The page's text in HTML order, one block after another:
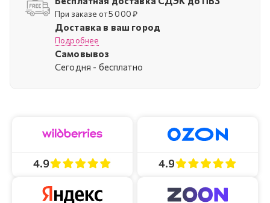
При заказе от 5 000 ₽
Доставка в ваш город
Подробнее
Самовывоз
Cегодня - бесплатно
4.9 4.9